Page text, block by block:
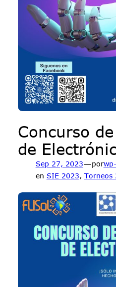
Concurso
de
Sep 27, 2023—por
en SIE 2023, Torneos